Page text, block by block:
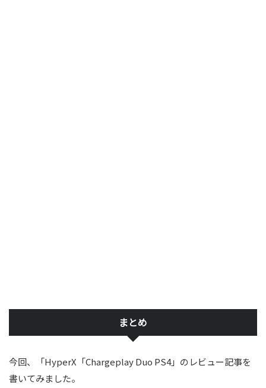
まとめ
今回、「HyperX「Chargeplay Duo PS4」のレビュー記事を
書いてみました。